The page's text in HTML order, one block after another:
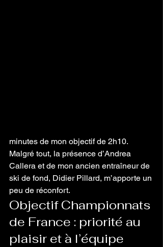
minutes de mon objectif de 2h10.
Malgré tout, la présence d’Andrea
Callera et de mon ancien entraîneur de
ski de fond, Didier Pillard, m’apporte un
peu de réconfort.
Objectif Championnats
de France : priorité au
plaisir et à l’équipe